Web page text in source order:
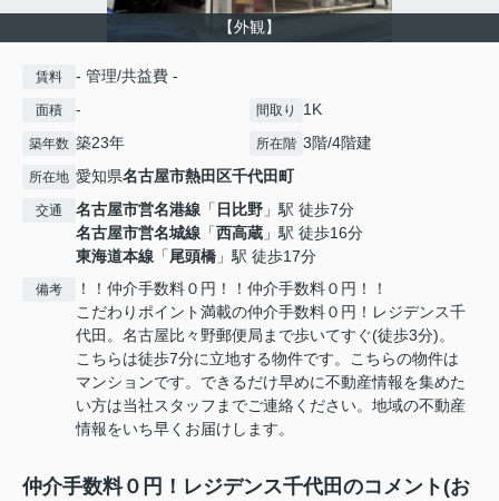
【外観】
賃料 - 管理/共益費 -
面積 - 間取り 1K
築年数 築23年 所在階 3階/4階建
所在地 愛知県名古屋市熱田区千代田町
交通 名古屋市営名港線 「 日比野 」駅 徒歩7分
名古屋市営名城線 「西高蔵 」駅 徒歩16分
東海道本線 「尾頭橋 」駅 徒歩17分
備考
！！仲介手数料０円！！仲介手数料０円！！
こだわりポイント満載の仲介手数料０円！レジデンス千
代田。名古屋比々野郵便局まで歩いてすぐ(徒歩3分)。
こちらは徒歩7分に立地する物件です。こちらの物件は
マンションです。できるだけ早めに不動産情報を集めた
い方は当社スタッフまでご連絡ください。地域の不動産
情報をいち早くお届けします。
仲介手数料０円！レジデンス千代田のコメント(お